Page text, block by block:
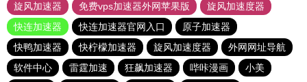
旋风加速器
免费vps加速器外网苹果版
旋风加速度器
快连加速器
快连加速器官网入口
原子加速器
快鸭加速器
快柠檬加速器 旋风加速度器
外网网址导航
软件中心
雷霆加速 狂飙加速器 哔咔漫画
小美